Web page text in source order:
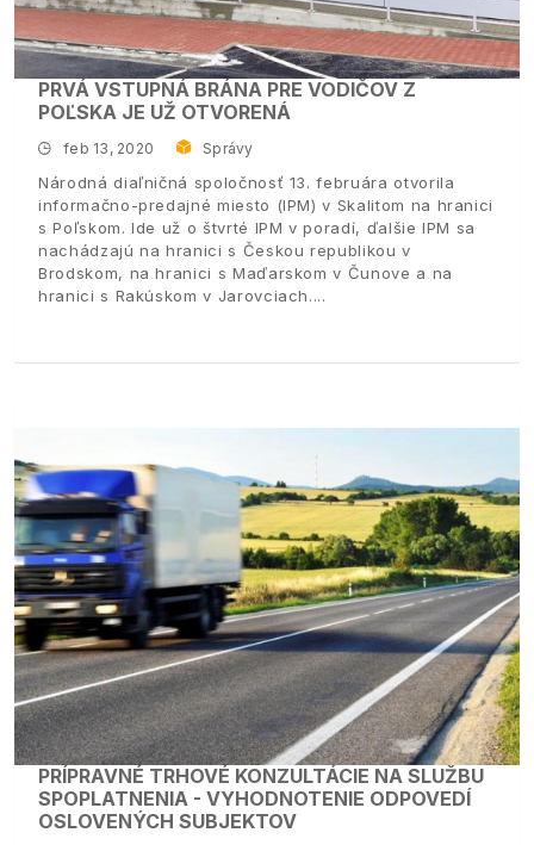
PRVÁ VSTUPNÁ BRÁNA PRE VODIČOV Z
POĽSKA JE UŽ OTVORENÁ
feb 13, 2020 Správy
Národná diaľničná spoločnosť 13. februára otvorila
informačno-predajné miesto (IPM) v Skalitom na hranici
s Poľskom. Ide už o štvrté IPM v poradí, ďalšie IPM sa
nachádzajú na hranici s Českou republikou v
Brodskom, na hranici s Maďarskom v Čunove a na
hranici s Rakúskom v Jarovciach.
PRÍPRAVNÉ TRHOVÉ KONZULTÁCIE NA SLUŽBU
SPOPLATNENIA - VYHODNOTENIE ODPOVEDÍ
OSLOVENÝCH SUBJEKTOV